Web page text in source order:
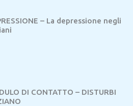
– La depressione negli
DI CONTATTO – DISTURBI